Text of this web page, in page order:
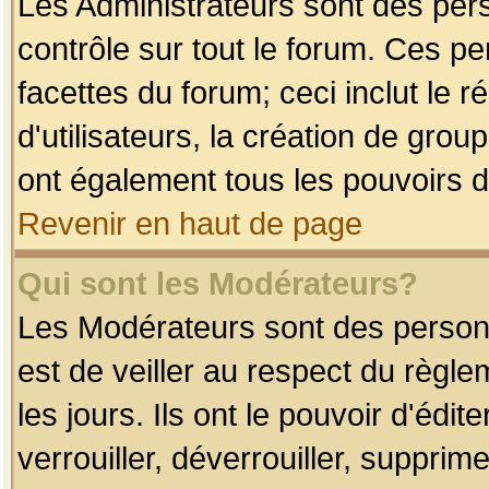
contrôle sur tout le forum. Ces
facettes du forum; ceci inclut le
d'utilisateurs, la création de
ont également tous les pouvoirs
Revenir en haut de page
Qui sont les Modérateurs?
Les Modérateurs sont des
est de veiller au respect du
les jours. Ils ont le pouvoir
verrouiller, déverrouiller,